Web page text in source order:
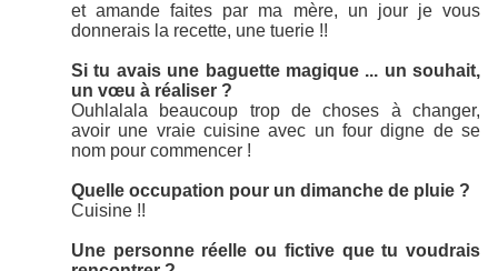
et amande faites par ma mère, un jour je vous
donnerais la recette, une tuerie !!
Si tu avais une baguette magique ... un souhait,
un vœu à réaliser ?
Ouhlalala beaucoup trop de choses à changer,
avoir une vraie cuisine avec un four digne de se
nom pour commencer !
Quelle occupation pour un dimanche de pluie ?
Cuisine !!
Une personne réelle ou fictive que tu voudrais